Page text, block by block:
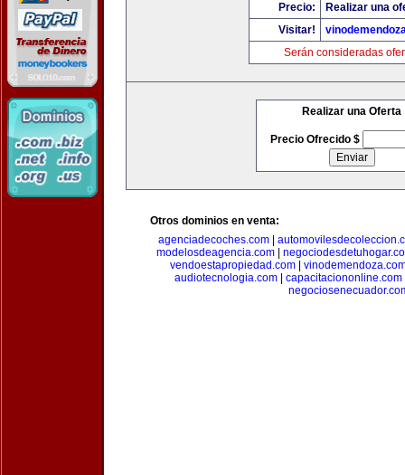
Precio:
Realizar una
Visitar!
Serán consideradas
Realizar una Oferta
Precio Ofrecido $
Otros dominios en venta:
agenciadecoches.com
modelosdeagencia.com
vendoestapropiedad.com|
audiotecnologia.com
capacitaciononline.com